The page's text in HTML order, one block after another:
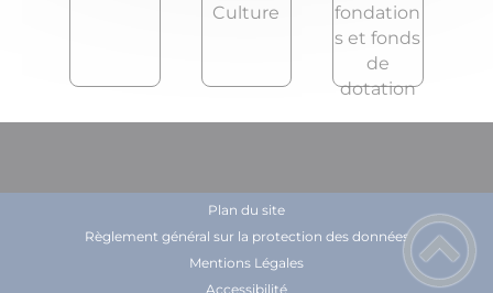
Culture
fondation
s et fonds
de
dotation
Plan du site
Règlement général sur la protection des données
Mentions Légales
Accessibilité